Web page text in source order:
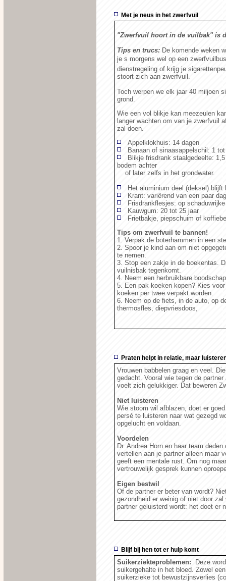
Met je neus in het zwerfvuil
"Zwerfvuil hoort in de vuilbak" is
Tips en trucs: De komende weken
je s morgens wel op een
dienstregeling of krijg je
stoort zich aan zwerfvuil.
Toch werpen we elk jaar 40 miljoen
grond.
Wie een vol blikje kan meezeulen
langer wachten om van je zwerfvuil
zal doen.
Appelklokhuis: 14 dagen
Banaan of sinaasappelschil: 1
Blikje frisdrank staalgedeelte:
bodem achter
of later zelfs in het grondwater.
Het aluminium deel (deksel) blijft
Krant: variërend van een paar
Frisdrankflesjes: op
Kauwgum: 20 tot 25 jaar
Frietbakje, piepschuim of
Tips om zwerfvuil te bannen!
1. Verpak de boterhammen in een
2. Spoor je kind aan om niet
te nemen.
3. Stop een zakje in de boekentas.
vuilnisbak tegenkomt.
4. Neem een herbruikbare
5. Een pak koeken kopen? Kies
koeken per twee verpakt worden.
6. Neem op de fiets, in de auto, op
thermosfles, diepvriesdoos,
Praten helpt in relatie, maar
Vrouwen babbelen graag en veel.
gedacht. Vooral wie tegen de
voelt zich gelukkiger. Dat beweren
Niet luisteren
Wie stoom wil afblazen, doet er
persé te luisteren naar wat gezegd
opgelucht en voldaan.
Voordelen
Dr. Andrea Horn en haar team
vertellen aan je partner alleen maar
geeft een mentale rust. Om nog
vertrouwelijk gesprek kunnen
Eigen bestwil
Of de partner er beter van wordt?
gezondheid er weinig of niet door
partner geluisterd wordt: het doet er
Blijf bij hen tot er hulp komt
Suikerziekteproblemen:
Deze
suikergehalte in het bloed. Zowel
suikerzieke tot bewustzijnsverlies